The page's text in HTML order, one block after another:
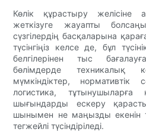
Көлік құрастыру желісіне
жеткізуге жауапты
сүзгілердің басқаларына
түсінгіңіз келсе де, бұл
белгілерінен тыс
бөлімдерде техникалық
мүмкіндіктер, нормативтік
логистика,
шығындарды ескеру
шынымен не маңызды екенін
тегжейлі түсіндіріледі.